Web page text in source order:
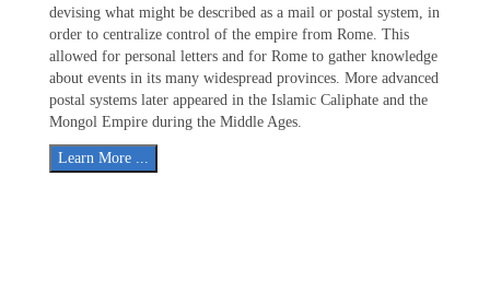
devising what might be described as a mail or postal system, in
order to centralize control of the empire from Rome. This
allowed for personal letters and for Rome to gather knowledge
about events in its many widespread provinces. More advanced
postal systems later appeared in the Islamic Caliphate and the
Mongol Empire during the Middle Ages.
Learn More ...